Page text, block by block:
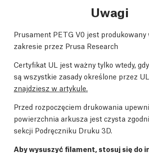
Uwagi
Prusament PETG V0 jest produkowany
zakresie przez Prusa Research
Certyfikat UL jest ważny tylko wtedy,
są wszystkie zasady określone przez UL.
znajdziesz w artykule.
Przed rozpoczęciem drukowania
powierzchnia arkusza jest czysta
sekcji Podręczniku Druku 3D
Aby wysuszyć filament, stosuj się do